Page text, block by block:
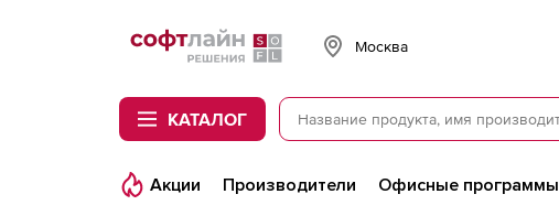
Softline
Москва
КАТАЛОГ
Акции Производители Офисные программы